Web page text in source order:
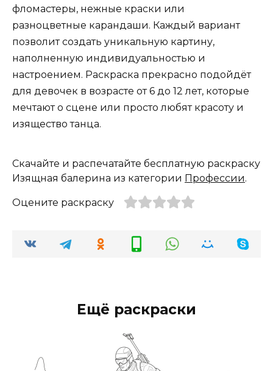
фломастеры, нежные краски или
разноцветные карандаши. Каждый вариант
позволит создать уникальную картину,
наполненную индивидуальностью и
настроением. Раскраска прекрасно подойдёт
для девочек в возрасте от 6 до 12 лет, которые
мечтают о сцене или просто любят красоту и
изящество танца.
Скачайте и распечатайте бесплатную раскраску
Изящная балерина из категории Профессии.
Оцените раскраску
Ещё раскраски